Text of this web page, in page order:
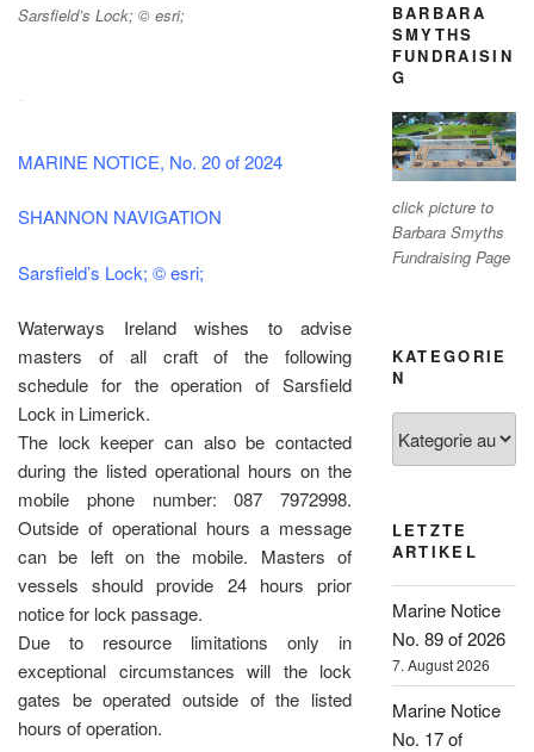
Sarsfield’s Lock; © esri;
MARINE NOTICE, No. 20 of 2024
SHANNON NAVIGATION
Sarsfield’s Lock; © esri;
Waterways Ireland wishes to advise
masters of all craft of the following
schedule for the operation of Sarsfield
Lock in Limerick.
The lock keeper can also be contacted
during the listed operational hours on the
mobile phone number: 087 7972998.
Outside of operational hours a message
can be left on the mobile. Masters of
vessels should provide 24 hours prior
notice for lock passage.
Due to resource limitations only in
exceptional circumstances will the lock
gates be operated outside of the listed
hours of operation.
BARBARA
SMYTHS
FUNDRAISIN
G
click picture to
Barbara Smyths
Fundraising Page
KATEGORIE
N
LETZTE
ARTIKEL
Marine Notice
No. 89 of 2026
7. August 2026
Marine Notice
No. 17 of